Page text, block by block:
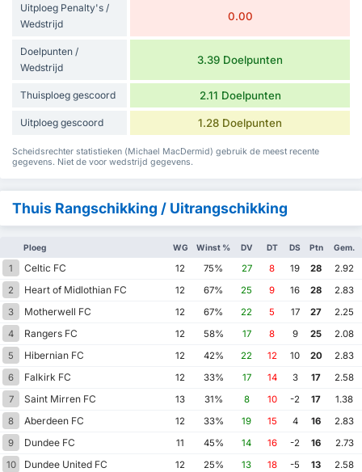
Uitploeg Penalty's /
Wedstrijd
0.00
Doelpunten /
Wedstrijd
3.39 Doelpunten
Thuisploeg gescoord 2.11 Doelpunten
Uitploeg gescoord 1.28 Doelpunten
Scheidsrechter statistieken (Michael MacDermid) gebruik de meest recente
gegevens. Niet de voor wedstrijd gegevens.
Thuis Rangschikking / Uitrangschikking
Ploeg WG Winst % DV DT DS Ptn Gem.
1 Celtic FC 12 75% 27 8 19 28
2.92
2
Heart of Midlothian FC 12 67% 25 9 16 28
2.83
3
Motherwell FC 12 67% 22 5 17 27
2.25
4
Rangers FC 12 58% 17 8 9 25
2.08
5
Hibernian FC 12 42% 22 12 10 20
2.83
6
Falkirk FC 12 33% 17 14 3 17
2.58
7
Saint Mirren FC 13 31% 8 10 -2 17
1.38
8
Aberdeen FC 12 33% 19 15 4 16
2.83
9
Dundee FC 11 45% 14 16 -2 16
2.73
10
Dundee United FC 12 25% 13 18 -5 13
2.58